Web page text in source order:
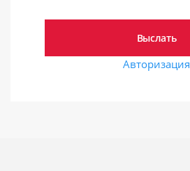
Авторизация